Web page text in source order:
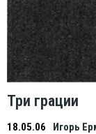
Три грации
18.05.06 Игорь